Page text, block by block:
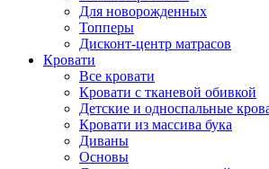
Для новорожденных
Топперы
Дисконт-центр матрасов
Кровати
Все кровати
Кровати с тканевой обивкой
Детские и односпальные
Кровати из массива бука
Диваны
Основы